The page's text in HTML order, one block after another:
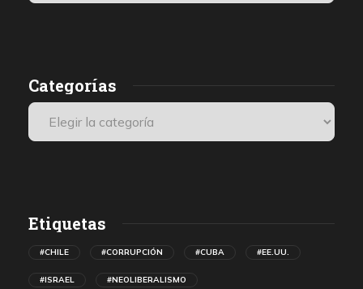
Categorías
Etiquetas
#CHILE #CORRUPCIÓN #CUBA #EE.UU.
#ISRAEL #NEOLIBERALISMO